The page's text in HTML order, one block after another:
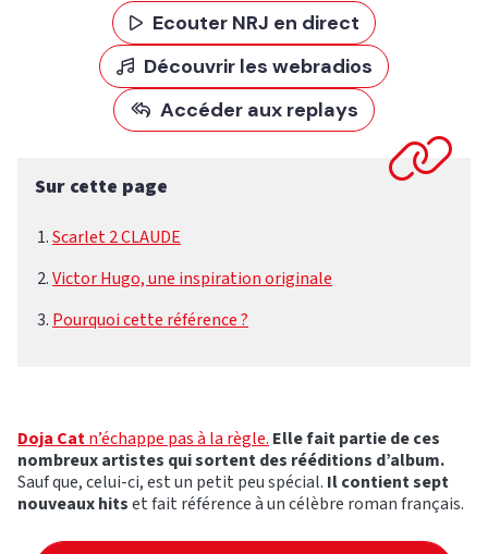
Ecouter NRJ en direct
Découvrir les webradios
Accéder aux replays
Sur cette page
Scarlet 2 CLAUDE
Victor Hugo, une inspiration originale
Pourquoi cette référence ?
Doja Catn’échappe pas à la règle. Elle fait partie de ces
nombreux artistes qui sortent des rééditions d’album.
Sauf que, celui-ci, est un petit peu spécial. Il contient sept
nouveaux hitset fait référence à un célèbre roman français.